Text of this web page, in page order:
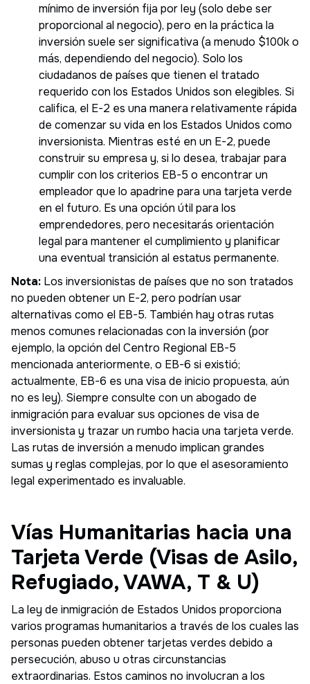
mínimo de inversión fija por ley (solo debe ser
proporcional al negocio), pero en la práctica la
inversión suele ser significativa (a menudo $100k o
más, dependiendo del negocio). Solo los
ciudadanos de países que tienen el tratado
requerido con los Estados Unidos son elegibles. Si
califica, el E-2 es una manera relativamente rápida
de comenzar su vida en los Estados Unidos como
inversionista. Mientras esté en un E-2, puede
construir su empresa y, si lo desea, trabajar para
cumplir con los criterios EB-5 o encontrar un
empleador que lo apadrine para una tarjeta verde
en el futuro. Es una opción útil para los
emprendedores, pero necesitarás orientación
legal para mantener el cumplimiento y planificar
una eventual transición al estatus permanente.
Nota: Los inversionistas de países que no son tratados
no pueden obtener un E-2, pero podrían usar
alternativas como el EB-5. También hay otras rutas
menos comunes relacionadas con la inversión (por
ejemplo, la opción del Centro Regional EB-5
mencionada anteriormente, o EB-6 si existió;
actualmente, EB-6 es una visa de inicio propuesta, aún
no es ley). Siempre consulte con un abogado de
inmigración para evaluar sus opciones de visa de
inversionista y trazar un rumbo hacia una tarjeta verde.
Las rutas de inversión a menudo implican grandes
sumas y reglas complejas, por lo que el asesoramiento
legal experimentado es invaluable.
Vías Humanitarias hacia una
Tarjeta Verde (Visas de Asilo,
Refugiado, VAWA, T & U)
La ley de inmigración de Estados Unidos proporciona
varios programas humanitarios a través de los cuales las
personas pueden obtener tarjetas verdes debido a
persecución, abuso u otras circunstancias
extraordinarias. Estos caminos no involucran a los